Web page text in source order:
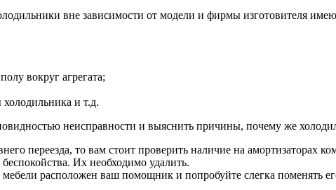
вне зависимости от модели и фирмы изготовителя
вокруг агрегата;
и т.д.
неисправности и выяснить причины, почему же
переезда, то вам стоит проверить наличие на амортизаторах
Их необходимо удалить.
расположен ваш помощник и попробуйте слегка поменять